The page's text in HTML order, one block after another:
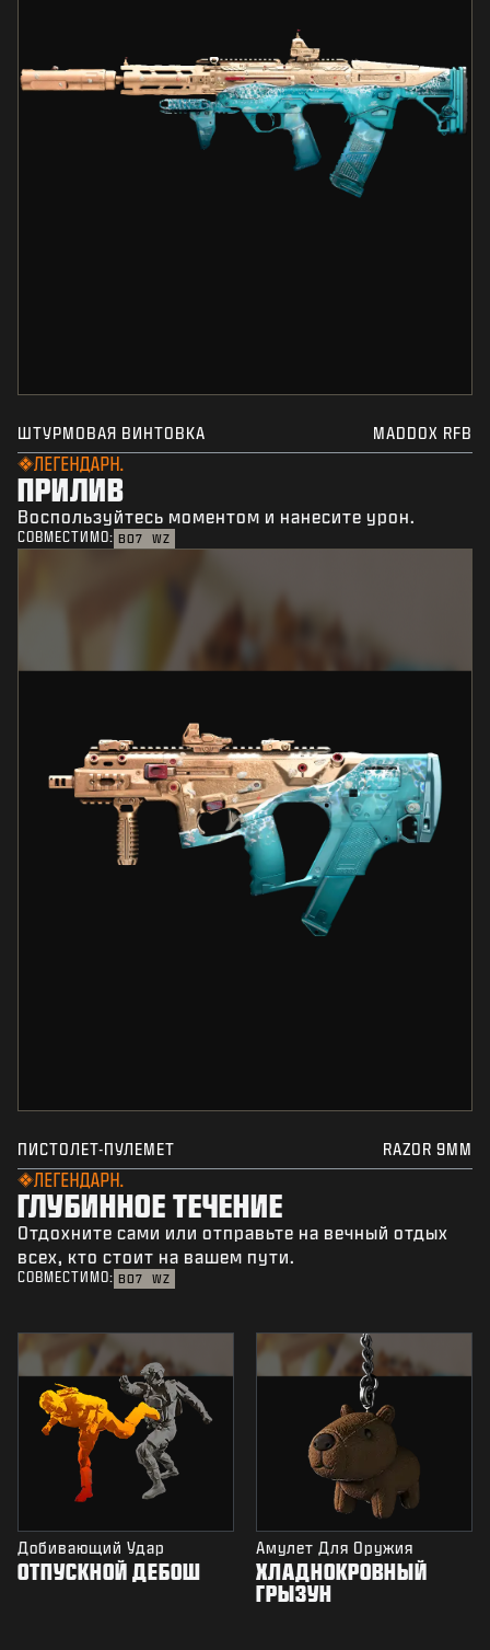
ШТУРМОВАЯ ВИНТОВКА MADDOX RFB
ЛЕГЕНДАРН.
ПРИЛИВ
Воспользуйтесь моментом и нанесите урон.
СОВМЕСТИМО: BO7 WZ
ПИСТОЛЕТ-ПУЛЕМЕТ RAZOR 9MM
ЛЕГЕНДАРН.
ГЛУБИННОЕ ТЕЧЕНИЕ
Отдохните сами или отправьте на вечный отдых
всех, кто стоит на вашем пути.
СОВМЕСТИМО: BO7 WZ
Добивающий Удар
ОТПУСКНОЙ ДЕБОШ
Амулет Для Оружия
ХЛАДНОКРОВНЫЙ
ГРЫЗУН